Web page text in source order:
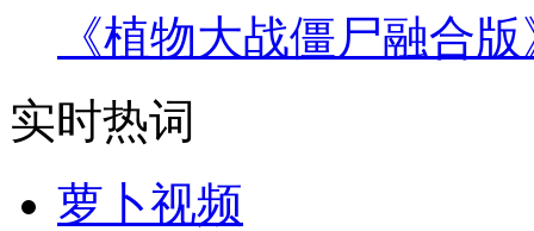
《植物大战僵尸融合
实时热词
萝卜视频